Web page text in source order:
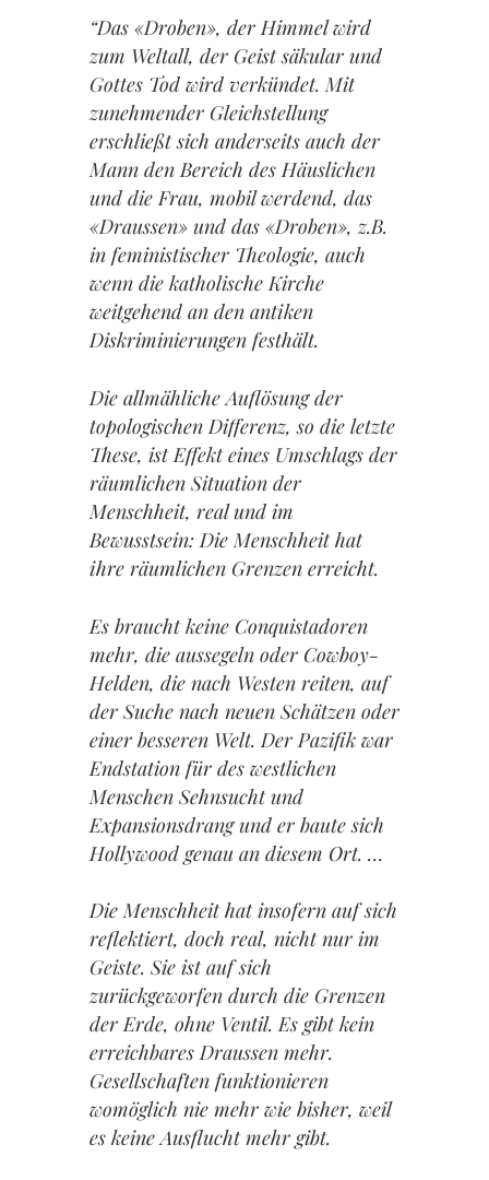
“Das «Droben», der Himmel wird
zum Weltall, der Geist säkular und
Gottes Tod wird verkündet. Mit
zunehmender Gleichstellung
erschließt sich anderseits auch der
Mann den Bereich des Häuslichen
und die Frau, mobil werdend, das
«Draussen» und das «Droben», z.B.
in feministischer Theologie, auch
wenn die katholische Kirche
weitgehend an den antiken
Diskriminierungen festhält.
Die allmähliche Auflösung der
topologischen Differenz, so die letzte
These, ist Effekt eines Umschlags der
räumlichen Situation der
Menschheit, real und im
Bewusstsein: Die Menschheit hat
ihre räumlichen Grenzen erreicht.
Es braucht keine Conquistadoren
mehr, die aussegeln oder Cowboy-
Helden, die nach Westen reiten, auf
der Suche nach neuen Schätzen oder
einer besseren Welt. Der Pazifik war
Endstation für des westlichen
Menschen Sehnsucht und
Expansionsdrang und er baute sich
Hollywood genau an diesem Ort. …
Die Menschheit hat insofern auf sich
reflektiert, doch real, nicht nur im
Geiste. Sie ist auf sich
zurückgeworfen durch die Grenzen
der Erde, ohne Ventil. Es gibt kein
erreichbares Draussen mehr.
Gesellschaften funktionieren
womöglich nie mehr wie bisher, weil
es keine Ausflucht mehr gibt.